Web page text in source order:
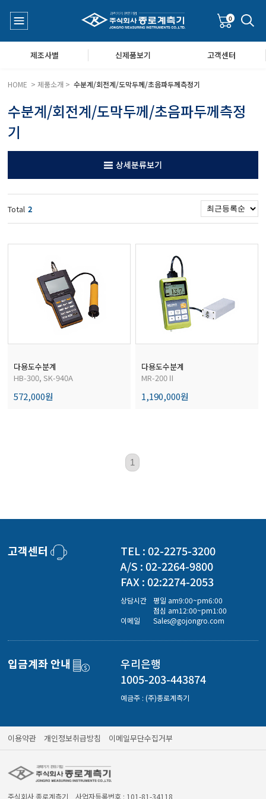
질측정기
기공기질/미세먼지/가스/소음/진동측정기
속풍량계/온도계/온습도계/기압계
자저울/점도계/핀홀탐지기
분계/회전계/도막두께/초음파두께측정기
질기/원심분리기/초음파유량계/습식·건식가스메타
화학기기/교반기
공지사항
Q&A
0
제조사별 신제품보기 고객센터
HOME > 제품소개 >수분계/회전계/도막두께/초음파두께측정기
수분계/회전계/도막두께/초음파두께측정
기
상세분류보기
Total 2
다용도수분계
HB-300, SK-940A
572,000원
다용도수분계
MR-200Ⅱ
1,190,000원
1
고객센터
TEL : 02-2275-3200
A/S : 02-2264-9800
FAX : 02:2274-2053
상담시간
평일 am9:00~pm6:00
점심 am12:00~pm1:00
이메일
Sales@gojongro.com
입금계좌 안내
우리은행
1005-203-443874
예금주 : (주)종로계측기
이용약관 개인정보취급방침 이메일무단수집거부
주식회사 종로계측기 사업자등록번호 : 101-81-34118